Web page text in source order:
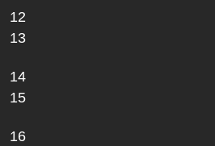
12
13
14
15
16